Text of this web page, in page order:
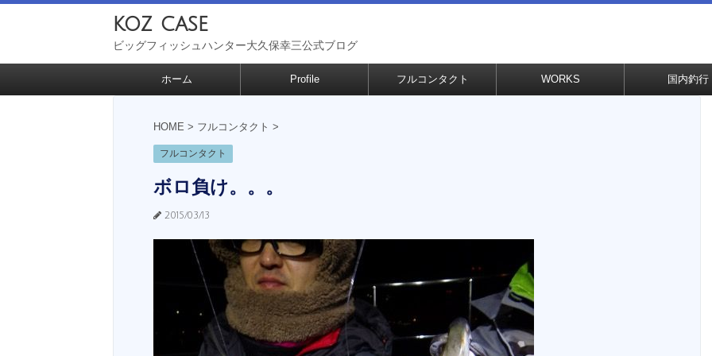
koz case
ビッグフィッシュハンター大久保幸三公式ブログ
ホーム Profile フルコンタクト WORKS 国内釣行
HOME > フルコンタクト >
フルコンタクト
ボロ負け。。。
2015/03/13